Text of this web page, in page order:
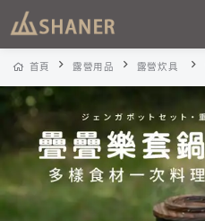
首頁 露營用品 露營炊具